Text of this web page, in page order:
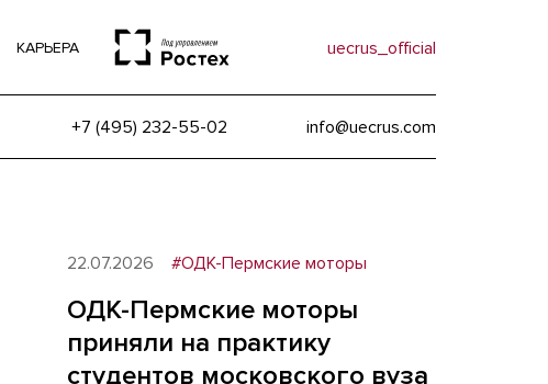
КАРЬЕРА uecrus_official
+7 (495) 232-55-02 info@uecrus.com
22.07.2026 #ОДК-Пермские моторы
ОДК-Пермские моторы
приняли на практику
студентов московского вуза